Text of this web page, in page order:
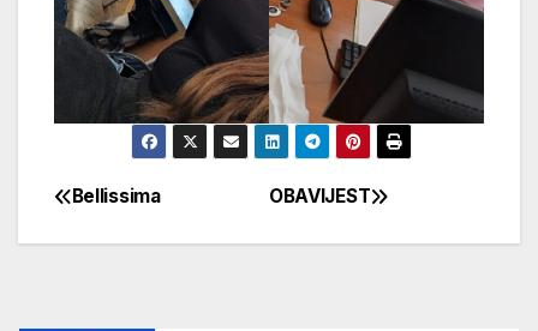
Navigacija
članaka
OBAVIJEST
Bellissima